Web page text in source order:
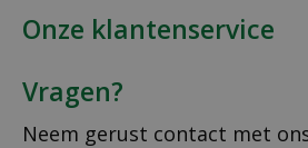
Onze klantenservice
Vragen?
Neem gerust contact met